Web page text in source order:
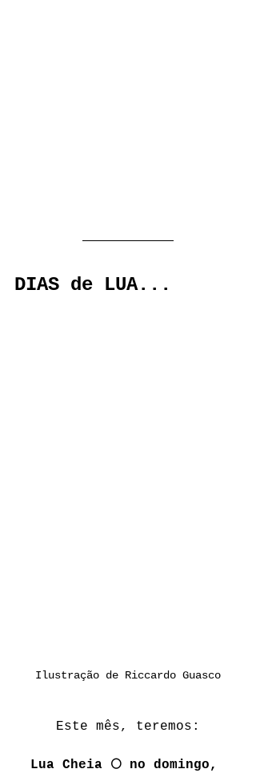
DIAS de LUA...
Ilustração de Riccardo Guasco
Este mês, teremos:
Lua Cheia 🌕 no domingo,